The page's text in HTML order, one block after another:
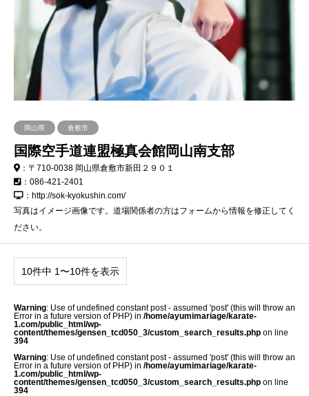
岡山県 倉敷市
国際空手道連盟極真会館岡山南支部
：〒710-0038 岡山県倉敷市新田２９０１
：086-421-2401
：http://sok-kyokushin.com/
写真はイメージ画像です。道場関係者の方はフォームから情報を修正してく
ださい。
10件中 1〜10件を表示
Warning: Use of undefined constant post - assumed 'post' (this will throw an
Error in a future version of PHP) in /home/ayumimariage/karate-
1.com/public_html/wp-
content/themes/gensen_tcd050_3/custom_search_results.php on line
394
Warning: Use of undefined constant post - assumed 'post' (this will throw an
Error in a future version of PHP) in /home/ayumimariage/karate-
1.com/public_html/wp-
content/themes/gensen_tcd050_3/custom_search_results.php on line
394